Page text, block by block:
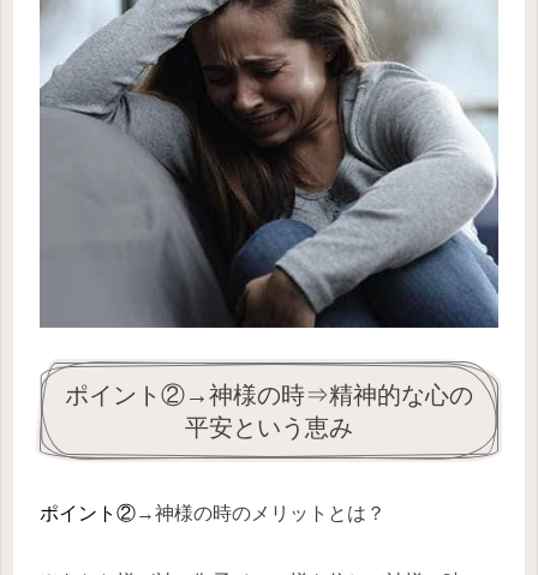
ポイント②→神様の時⇒精神的な心の
平安という恵み
ポイント②→神様の時のメリットとは？